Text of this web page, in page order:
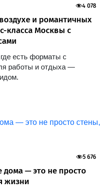
и романтичных
класса Москвы с
есть форматы с
работы и отдыха —
4 078
дома — это не просто
жизни
5 676